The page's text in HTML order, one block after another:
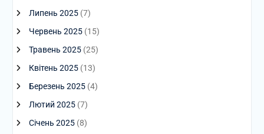
Липень 2025(7)
Червень 2025(15)
Травень 2025(25)
Квітень 2025(13)
Березень 2025(4)
Лютий 2025(7)
Січень 2025(8)